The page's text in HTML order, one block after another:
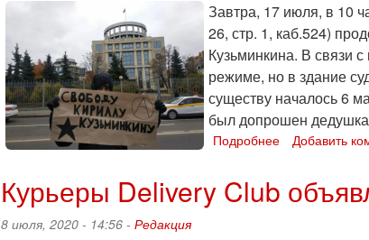
заседания
по
делу
Азата
Мифтахова
Завтра, 17 июля, в 10
26, стр. 1, каб.524)
Кузьминкина. В связи
режиме, но в здание
существу началось 6
был допрошен
Подробнее
Кириллом
Добавить
Курьеры Delivery Club
8 июля, 2020 - 14:56 - Редакция